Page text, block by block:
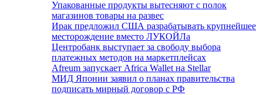
Упакованные продукты вытесняют с полок
магазинов товары на развес
Ирак предложил США разрабатывать крупнейшее
месторождение вместо ЛУКОЙЛа
Центробанк выступает за свободу выбора
платежных методов на маркетплейсах
Afreum запускает Africa Wallet на Stellar
МИД Японии заявил о планах правительства
подписать мирный договор с РФ